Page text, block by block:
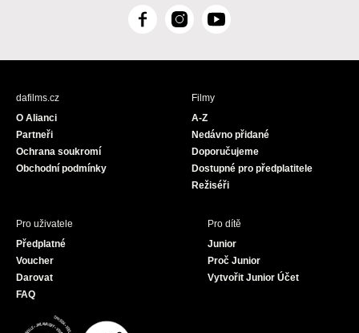
F
c
I
s
Y
u
dafilms.cz
O Alianci
Partneři
Ochrana soukromí
Obchodní podmínky
Filmy
A-Z
Nedávno přidané
Doporučujeme
Dostupné pro předplatitele
Režiséři
Pro uživatele
Předplatné
Voucher
Darovat
FAQ
Pro dítě
Junior
Proč Junior
Vytvořit Junior Účet